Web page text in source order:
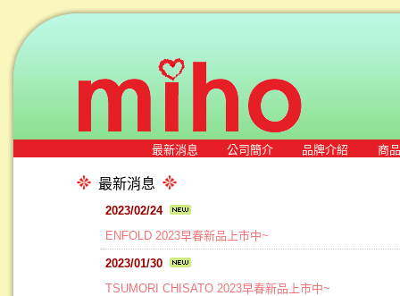
最新消息 公司簡介 品牌介紹 商
最新消息
2023/02/24
ENFOLD 2023早春新品上市中~
2023/01/30
TSUMORI CHISATO 2023早春新品上市中~